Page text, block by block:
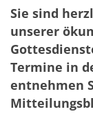
Sie sind
unserer
Termine in
entnehmen